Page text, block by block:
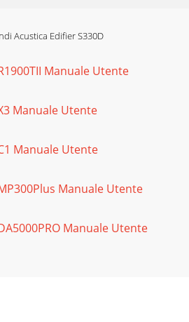
Acustica Edifier S330D
Manuale Utente
Manuale Utente
Manuale Utente
Manuale Utente
Manuale Utente